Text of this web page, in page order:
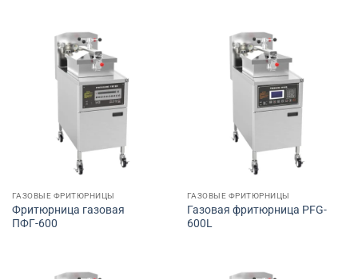
ГАЗОВЫЕ ФРИТЮРНИЦЫ
Фритюрница газовая
ПФГ-600
ГАЗОВЫЕ ФРИТЮРНИЦЫ
Газовая фритюрница PFG-
600L